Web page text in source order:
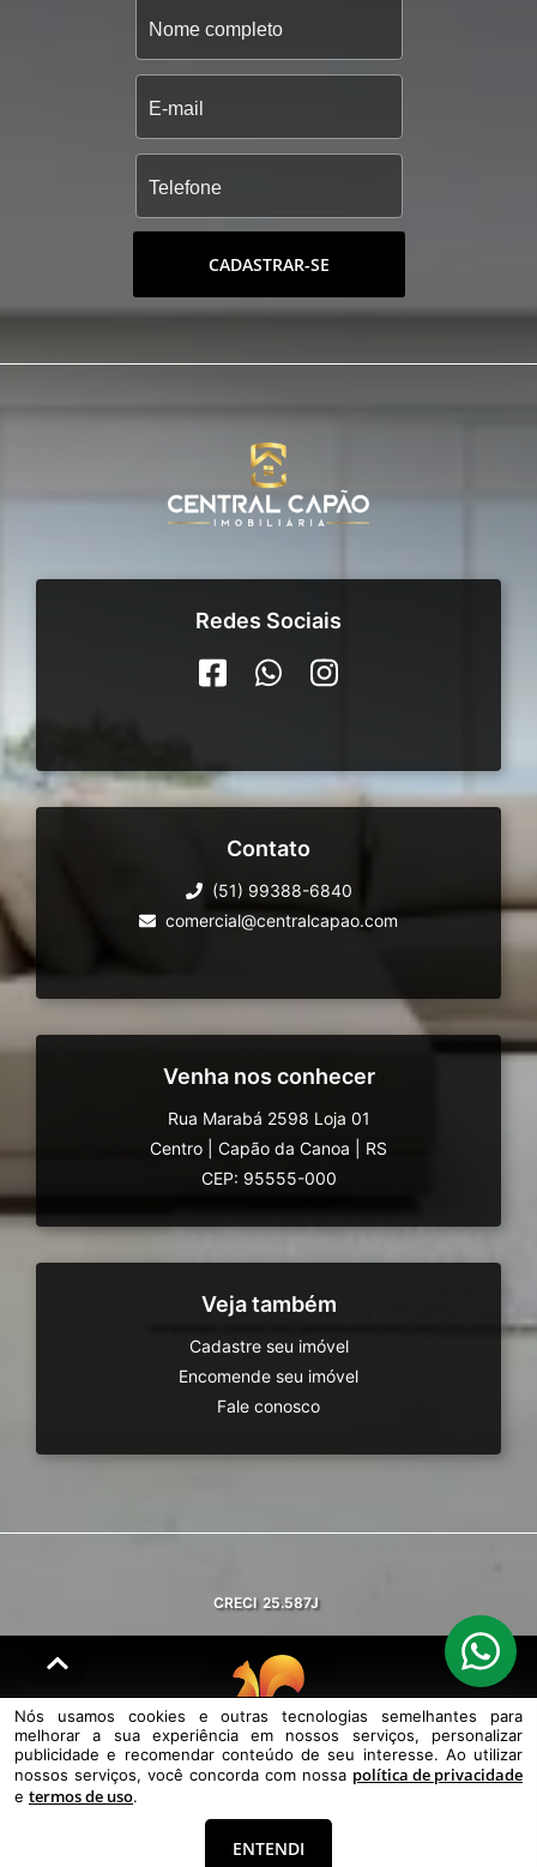
CADASTRAR-SE
Redes Sociais
Contato
(51) 99388-6840
comercial@centralcapao.com
Venha nos conhecer
Rua Marabá 2598 Loja 01
Centro
Capão da Canoa
RS
CEP: 95555-000
Veja também
Cadastre seu imóvel
Encomende seu imóvel
Fale conosco
CRECI 25.587J
© DESENVOLVIDO PELAAGIL.NET
Nós usamos cookies e outras tecnologias semelhantes para melhorar a
sua experiência em nossos serviços, personalizar publicidade e
Nós usamos cookies e outras tecnologias semelhantes para
melhorar a sua experiência em nossos serviços, personalizar
publicidade e recomendar conteúdo de seu interesse. Ao utilizar
nossos serviços, você concorda com nossa política de privacidade
e termos de uso.
ENTENDI